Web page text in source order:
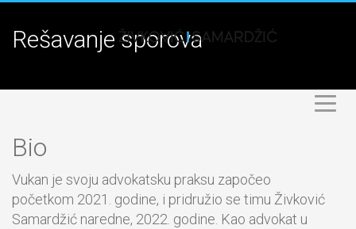
Rešavanje sporova
Bio
Vukan je svoju advokatsku praksu započeo
početkom 2021. godine, i pridružio se timu Živković
Samardžić naredne, 2022. godine. Kao advokat u